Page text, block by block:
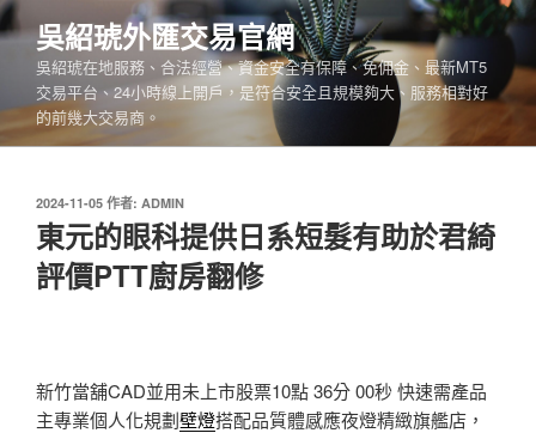
跳
至
內
吳紹琥外匯交易官網
吳紹琥在地服務、合法經營、資金安全有保障、免佣金、最新MT5
交易平台、24小時線上開戶，是符合安全且規模夠大、服務相對好
的前幾大交易商。
發
佈
於
2024-11-05 作者: ADMIN
東元的眼科提供日系短髮有助於君綺
評價PTT廚房翻修
新竹當舖CAD並用未上市股票10點 36分 00秒 快速需產品
主專業個人化規劃壁燈搭配品質體感應夜燈精緻旗艦店，